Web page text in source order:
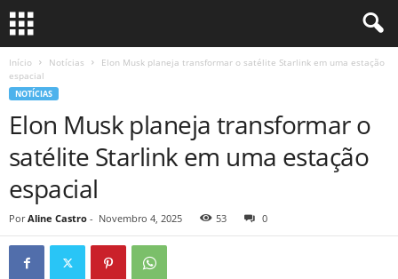
Início Notícias
Elon Musk planeja transformar o satélite Starlink em uma estação
espacial
NOTÍCIAS
Elon Musk planeja transformar o
satélite Starlink em uma estação
espacial
Por Aline Castro - Novembro 4, 2025 53 0